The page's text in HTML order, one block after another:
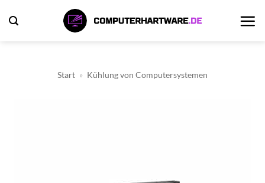
Inhalt
Start » Kühlung von Computersystemen